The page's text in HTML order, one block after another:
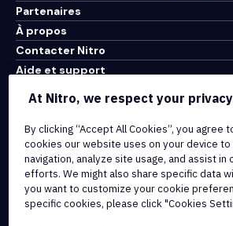
Partenaires
À propos
Contacter Nitro
Aide et support
Conditions d'utilisation
Politique de cookies
Politique de copyright
Toutes les conditions et politiques
At Nitro, we respect your
By clicking “Accept All Cookies”, you agree
cookies our website uses on your device to
navigation, analyze site usage, and assist in
efforts. We might also share specific data
you want to customize your cookie
specific cookies, please click "Cookies